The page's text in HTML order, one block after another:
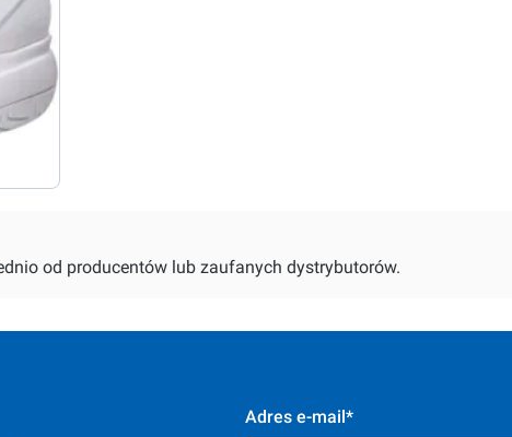
od producentów lub zaufanych dystrybutorów.
Adres e-mail*